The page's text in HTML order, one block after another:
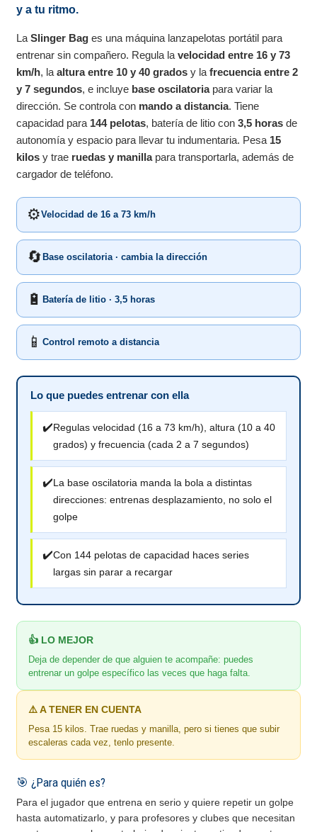
y a tu ritmo.
LaSlinger Bag es una máquina lanzapelotas portátil para
entrenar sin compañero. Regula lavelocidad entre 16 y 73
km/h, laaltura entre 10 y 40 grados y lafrecuencia entre 2
y 7 segundos, e incluye base oscilatoriapara variar la
dirección. Se controla con mando a distancia. Tiene
capacidad para 144 pelotas, batería de litio con3,5 horas de
autonomía y espacio para llevar tu indumentaria. Pesa 15
kilos y trae ruedas y manillapara transportarla, además de
cargador de teléfono.
⚙️Velocidad de 16 a 73 km/h
🔄Base oscilatoria · cambia la dirección
🔋Batería de litio · 3,5 horas
📱Control remoto a distancia
Lo que puedes entrenar con ella
✔️Regulas velocidad (16 a 73 km/h), altura (10 a 40
grados) y frecuencia (cada 2 a 7 segundos)
✔️La base oscilatoria manda la bola a distintas
direcciones: entrenas desplazamiento, no solo el
golpe
✔️Con 144 pelotas de capacidad haces series
largas sin parar a recargar
👍 LO MEJOR
Deja de depender de que alguien te acompañe: puedes
entrenar un golpe específico las veces que haga falta.
⚠️ A TENER EN CUENTA
Pesa 15 kilos. Trae ruedas y manilla, pero si tienes que subir
escaleras cada vez, tenlo presente.
🎯 ¿Para quién es?
Para el jugador que entrena en serio y quiere repetir un golpe
hasta automatizarlo, y para profesores y clubes que necesitan